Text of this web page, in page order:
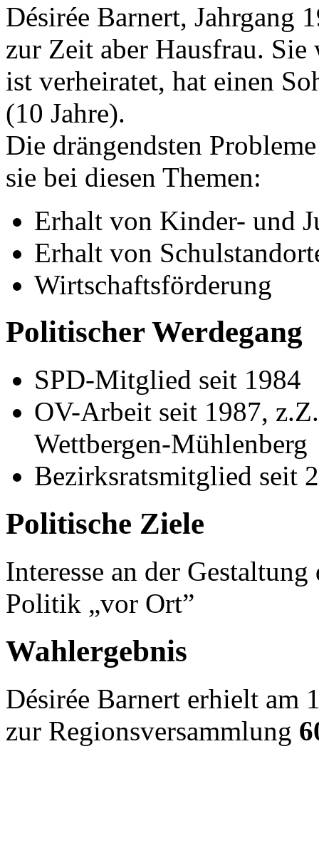
Désirée Barnert, Jahrgang
zur Zeit aber Hausfrau.
ist verheiratet, hat einen
(10 Jahre).
Die drängendsten
sie bei diesen Themen:
Erhalt von Kinder- und
Erhalt von
Wirtschaftsförderung
Politischer Werdegang
SPD-Mitglied seit 1984
OV-Arbeit seit 1987,
Wettbergen-Mühlenberg
Bezirksratsmitglied seit
Politische Ziele
Interesse an der
Politik „vor Ort”
Wahlergebnis
Désirée Barnert erhielt am
zur Regionsversammlung